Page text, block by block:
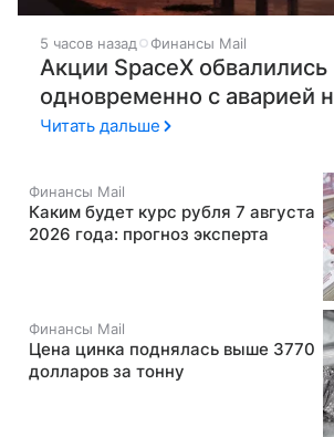
5 часов назад Финансы Mail
Акции SpaceX обвалились
одновременно с аварией
Читать дальше
Финансы Mail
Каким будет курс рубля 7 августа
2026 года: прогноз эксперта
Финансы Mail
Цена цинка поднялась выше 3770
долларов за тонну